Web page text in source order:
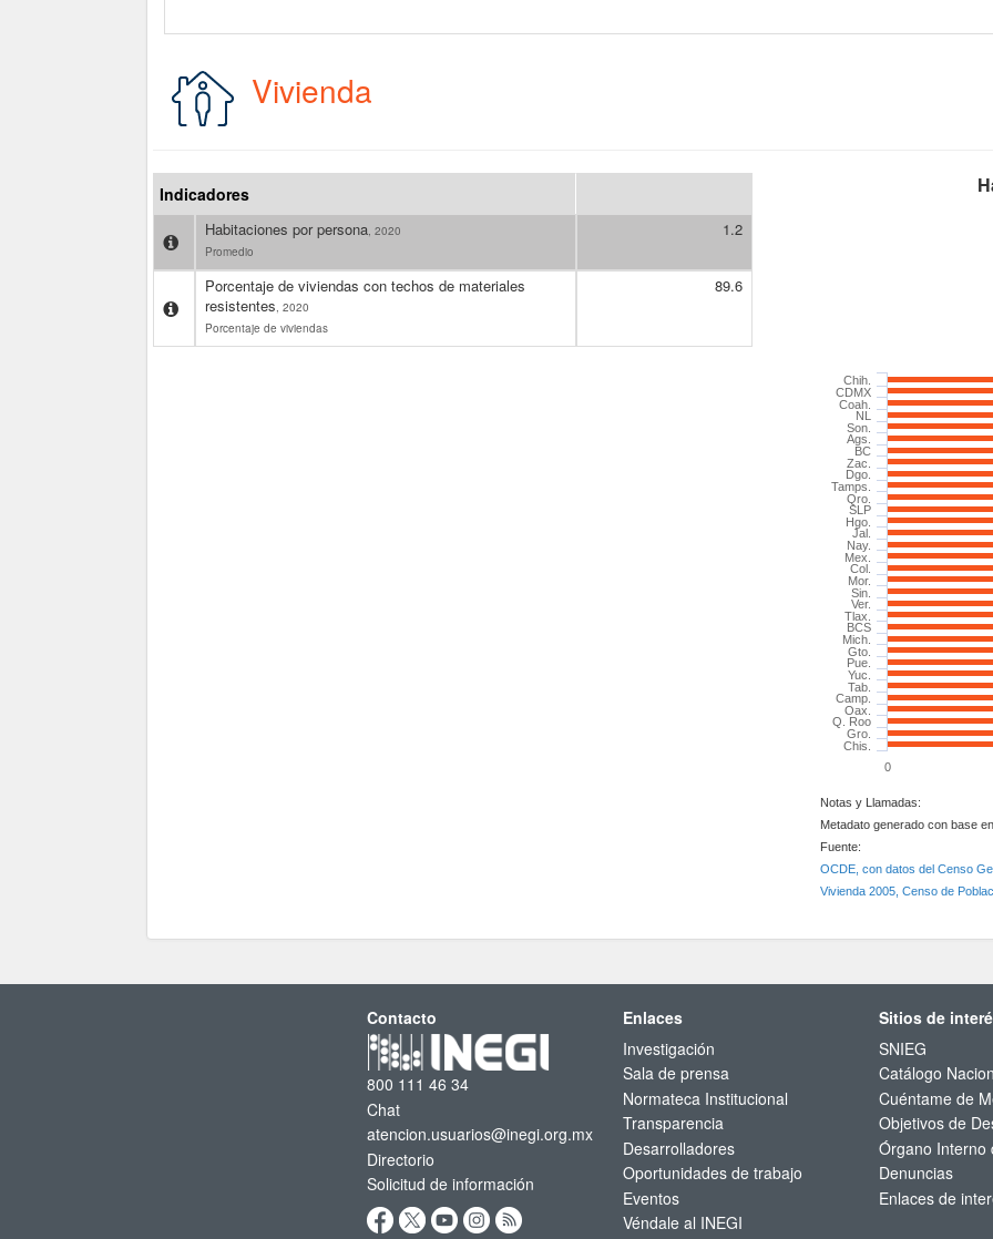
Vivienda
Indicadores
Habitaciones por persona, 2020
Promedio
1.2
Porcentaje de viviendas con techos de materiales
resistentes, 2020
Porcentaje de viviendas
89.6
Chih.
CDMX
Coah.
NL
Son.
Ags.
BC
Zac.
Dgo.
Tamps.
Qro.
SLP
Hgo.
Jal.
Nay.
Mex.
Col.
Mor.
Sin.
Ver.
Tlax.
BCS
Mich.
Gto.
Pue.
Yuc.
Tab.
Camp.
Oax.
Q. Roo
Gro.
Chis.
0
Notas y Llamadas:
Metadato generado con base
Fuente:
OCDE, con datos del Censo
Vivienda 2005, Censo de
Contacto
800 111 46 34
Chat
atencion.usuarios@inegi.org.mx
Directorio
Solicitud de información
Enlaces
Investigación
Sala de prensa
Normateca Institucional
Transparencia
Desarrolladores
Oportunidades de trabajo
Eventos
Véndale al INEGI
Sitios de
SNIEG
Catálogo
Cuéntame de
Objetivos de
Órgano Interno
Denuncias
Enlaces de